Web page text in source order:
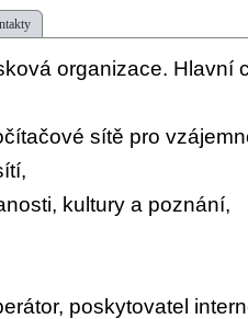
organizace. Hlavní
sítě pro
kultury a poznání,
poskytovatel